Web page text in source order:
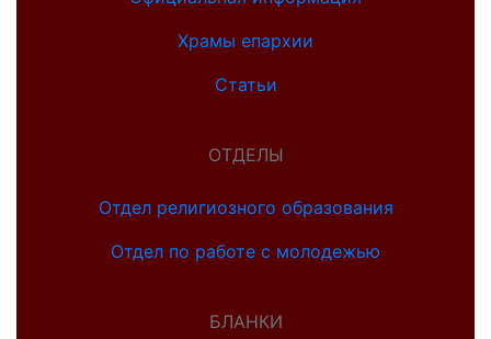
Храмы епархии
Статьи
ОТДЕЛЫ
Отдел религиозного образования
Отдел по работе с молодежью
БЛАНКИ